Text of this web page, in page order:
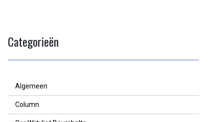
Categorieën
Algemeen
Column